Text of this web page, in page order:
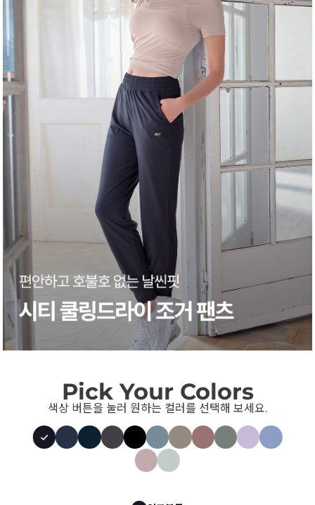
Pick Your Colors
색상 버튼을 눌러 원하는 컬러를 선택해 보세요.